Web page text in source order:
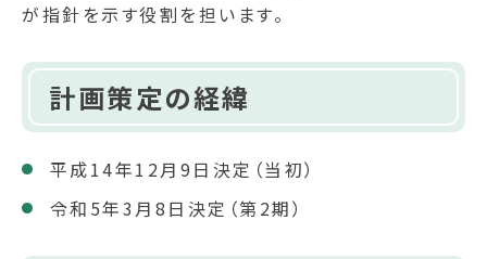
が指針を示す役割を担います。
計画策定の経緯
平成14年12月9日決定（当初）
令和5年3月8日決定（第2期）